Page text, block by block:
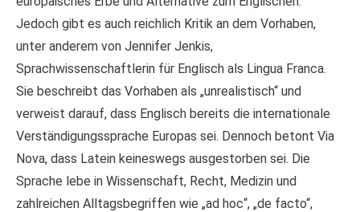
Jedoch gibt es auch reichlich Kritik an dem Vorhaben,
unter anderem von Jennifer Jenkis,
Sprachwissenschaftlerin für Englisch als Lingua Franca.
Sie beschreibt das Vorhaben als „unrealistisch“ und
verweist darauf, dass Englisch bereits die internationale
Verständigungssprache Europas sei. Dennoch betont Via
Nova, dass Latein keineswegs ausgestorben sei. Die
Sprache lebe in Wissenschaft, Recht, Medizin und
zahlreichen Alltagsbegriffen wie „ad hoc“, „de facto“,